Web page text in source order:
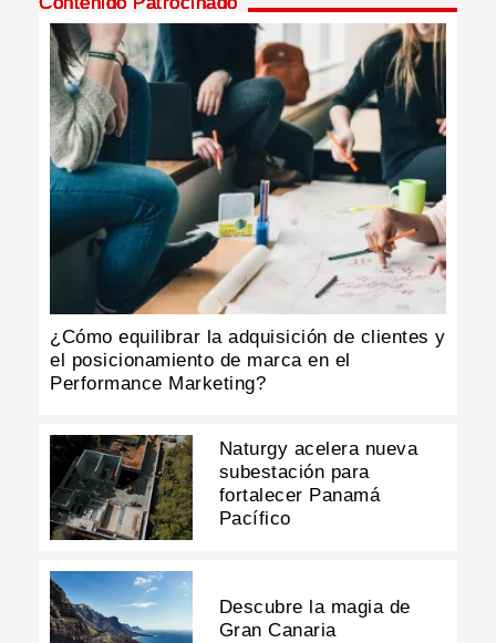
¿Cómo equilibrar la adquisición de clientes y
el posicionamiento de marca en el
Performance Marketing?
Naturgy acelera nueva
subestación para
fortalecer Panamá
Pacífico
Descubre la magia de
Gran Canaria